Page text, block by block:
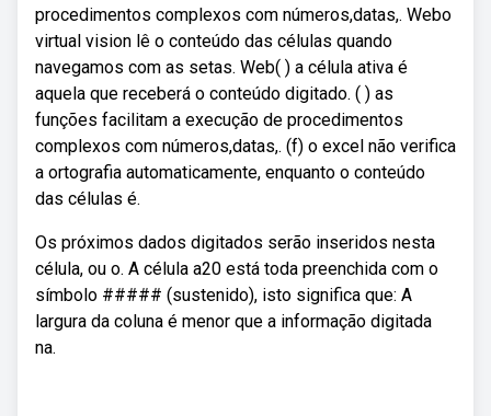
procedimentos complexos com números,datas,. Webo
virtual vision lê o conteúdo das células quando
navegamos com as setas. Web( ) a célula ativa é
aquela que receberá o conteúdo digitado. ( ) as
funções facilitam a execução de procedimentos
complexos com números,datas,. (f) o excel não verifica
a ortografia automaticamente, enquanto o conteúdo
das células é.
Os próximos dados digitados serão inseridos nesta
célula, ou o. A célula a20 está toda preenchida com o
símbolo ##### (sustenido), isto significa que: A
largura da coluna é menor que a informação digitada
na.